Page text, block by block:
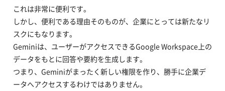
これは非常に便利です。
しかし、便利である理由そのものが、企業にとっては新たなリ
スクにもなります。
Geminiは、ユーザーがアクセスできるGoogle Workspace上の
データをもとに回答や要約を生成します。
つまり、Geminiがまったく新しい権限を作り、勝手に企業デ
ータへアクセスするわけではありません。